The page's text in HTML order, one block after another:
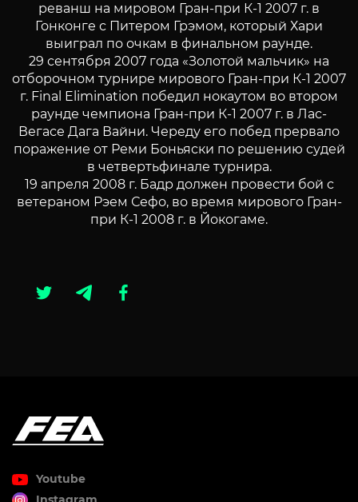
реванш на мировом Гран-при К-1 2007 г. в
Гонконге с Питером Грэмом, который Хари
выиграл по очкам в финальном раунде.
29 сентября 2007 года «Золотой мальчик» на
отборочном турнире мирового Гран-при К-1 2007
г. Final Elimination победил нокаутом во втором
раунде чемпиона Гран-при К-1 2007 г. в Лас-
Вегасе Дага Вайни. Череду его побед прервало
поражение от Реми Боньяски по решению судей
в четвертьфинале турнира.
19 апреля 2008 г. Бадр должен провести бой с
ветераном Рэем Сефо, во время мирового Гран-
при К-1 2008 г. в Йокогаме.
Youtube